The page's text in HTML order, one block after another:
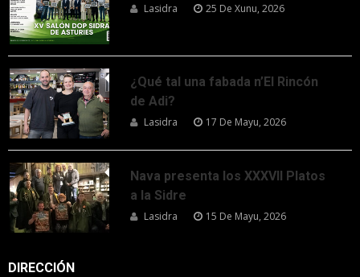
Lasidra 25 De Xunu, 2026
¿Qué tal una fabada n’El Rincón
de Adi?
Lasidra 17 De Mayu, 2026
Nava presenta los XXXVII Platos
a la Sidre
Lasidra 15 De Mayu, 2026
DIRECCIÓN